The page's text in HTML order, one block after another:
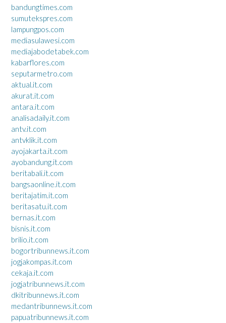
bandungtimes.com
sumutekspres.com
lampungpos.com
mediasulawesi.com
mediajabodetabek.com
kabarflores.com
seputarmetro.com
aktual.it.com
akurat.it.com
antara.it.com
analisadaily.it.com
antv.it.com
antvklik.it.com
ayojakarta.it.com
ayobandung.it.com
beritabali.it.com
bangsaonline.it.com
beritajatim.it.com
beritasatu.it.com
bernas.it.com
bisnis.it.com
brilio.it.com
bogortribunnews.it.com
jogjakompas.it.com
cekaja.it.com
jogjatribunnews.it.com
dkitribunnews.it.com
medantribunnews.it.com
papuatribunnews.it.com